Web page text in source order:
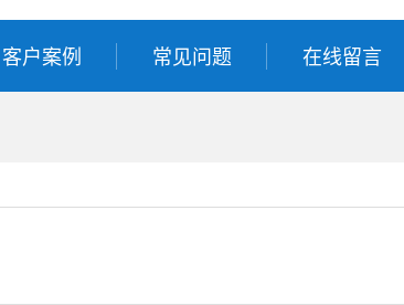
客户案例 常见问题 在线留言